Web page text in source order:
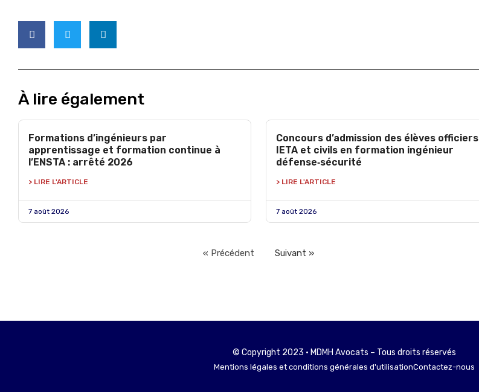
À lire également
Formations d’ingénieurs par
apprentissage et formation continue à
l’ENSTA : arrêté 2026
> LIRE L'ARTICLE
7 août 2026
Concours d’admission des élèves officiers
IETA et civils en formation ingénieur
défense‑sécurité
> LIRE L'ARTICLE
7 août 2026
« Précédent Suivant »
© Copyright 2023 • MDMH Avocats – Tous droits réservés
Mentions légales et conditions générales d'utilisationContactez-nous